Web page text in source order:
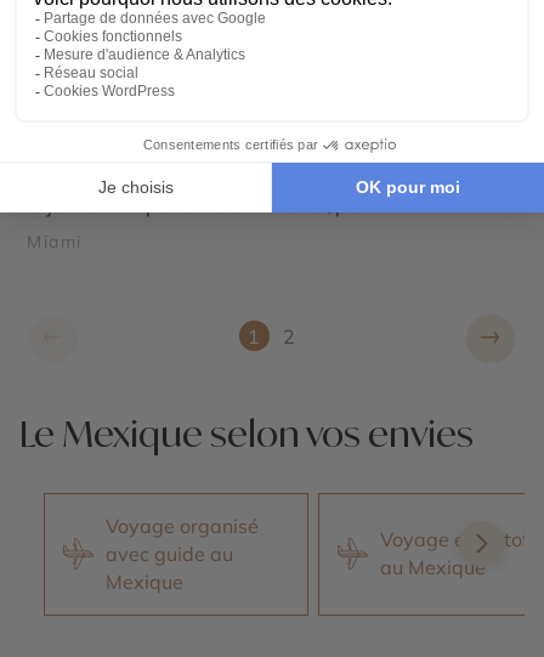
Miami
1 2 →
Le Mexique selon vos envies
Voyage organisé
avec guide au
Mexique
Voyage en
au Mexique